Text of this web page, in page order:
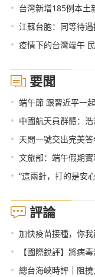
• 台灣新增185例本土
• 江蘇台胞：同等待
• 疫情下的台灣端午
要聞
• 端午節 跟習近平一
• 中國航天員群體：
• 天問一號交出完美
• 文旅部：端午假期
• “這兩針，打的是安
評論
• 加快疫苗接種，你我
• 【國際銳評】將病
• 總台海峽時評｜阻